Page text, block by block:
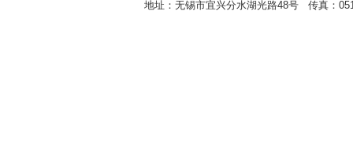
地址：无锡市宜兴分水湖光路48号 传真：